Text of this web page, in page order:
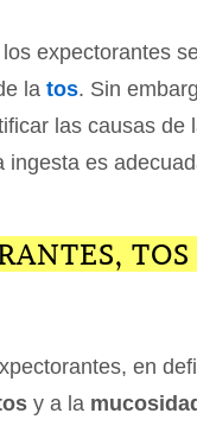
expectorantes
la tos. Sin
las causas de
ingesta es
TOS
en
y a la